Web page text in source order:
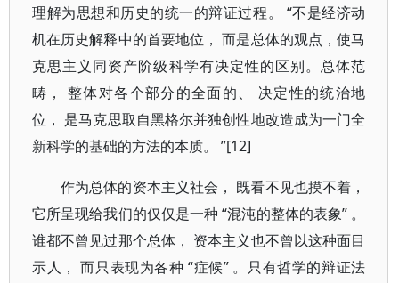
理解为思想和历史的统一的辩证过程。 “不是经济动
机在历史解释中的首要地位， 而是总体的观点，使马
克思主义同资产阶级科学有决定性的区别。总体范
畴， 整体对各个部分的全面的、 决定性的统治地
位， 是马克思取自黑格尔并独创性地改造成为一门全
新科学的基础的方法的本质。 ”[12]
作为总体的资本主义社会， 既看不见也摸不着，
它所呈现给我们的仅仅是一种 “混沌的整体的表象” 。
谁都不曾见过那个总体， 资本主义也不曾以这种面目
示人， 而只表现为各种 “症候” 。只有哲学的辩证法